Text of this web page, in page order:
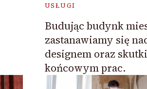
USŁUGI
Budując budynk
zastanawiamy się
designem oraz
końcowym prac.